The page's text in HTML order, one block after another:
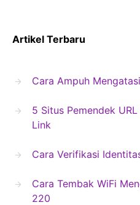
Artikel Terbaru
Cara Ampuh
5 Situs Pemendek
Link
Cara Verifikasi
Cara Tembak WiFi
220